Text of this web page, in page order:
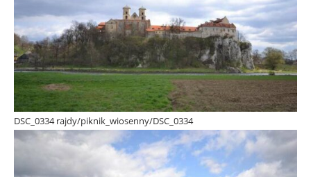
DSC_0334 rajdy/piknik_wiosenny/DSC_0334